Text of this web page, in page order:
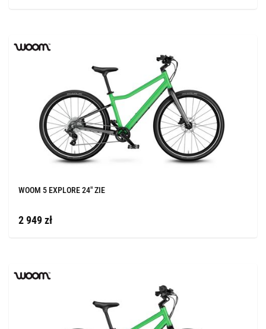
WOOM 5 EXPLORE 24" ZIE
2 949 zł